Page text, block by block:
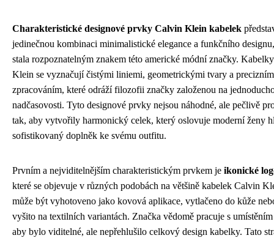
Charakteristické designové prvky Calvin Klein kabelek
jedinečnou kombinaci minimalistické elegance a funkčního
stala rozpoznatelným znakem této americké módní značky.
Klein se vyznačují čistými liniemi, geometrickými tvary a precizním
zpracováním, které odráží filozofii značky založenou na
nadčasovosti. Tyto designové prvky nejsou náhodné, ale pečlivě
tak, aby vytvořily harmonický celek, který oslovuje moderní ženy
sofistikovaný doplněk ke svému outfitu.
Prvním a nejviditelnějším charakteristickým prvkem je ikonické
které se objevuje v různých podobách na většině kabelek Calvin
může být vyhotoveno jako kovová aplikace, vytlačeno do kůže
vyšito na textilních variantách. Značka vědomě pracuje s
aby bylo viditelné, ale nepřehlušilo celkový design kabelky. Tato